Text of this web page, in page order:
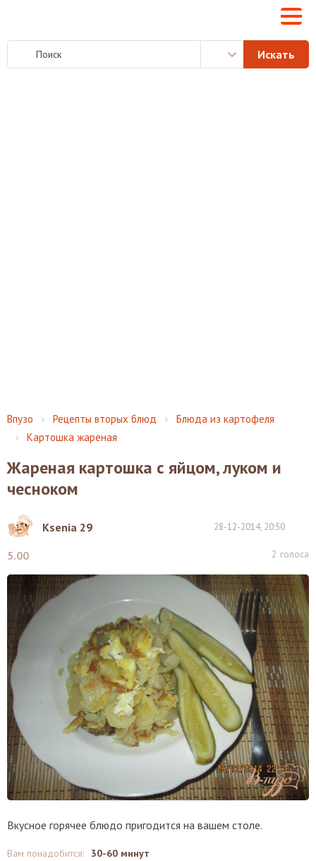
Впузо Рецепты вторых блюд
Блюда из картофеля
Картошка жареная
Жареная картошка с яйцом, луком и
чесноком
Ksenia 29 28-12-2014, 20:50
5.00 2 голоса
Вкусное горячее блюдо пригодится на вашем столе.
Вам понадобится:
30-60 минут